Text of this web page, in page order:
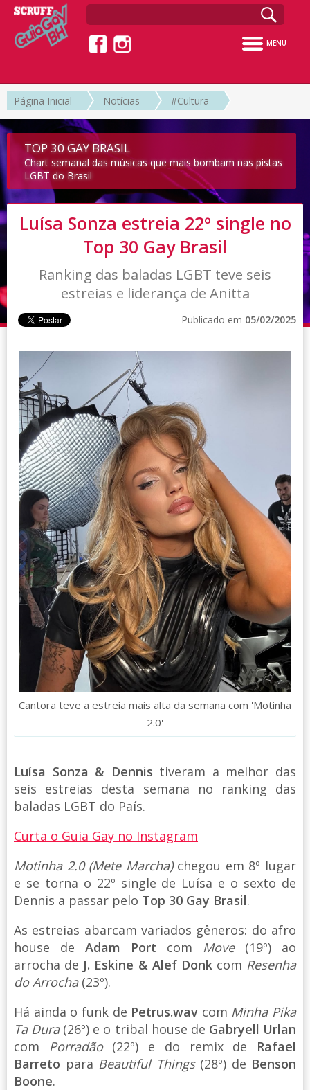
MENU
Página Inicial Notícias #Cultura
TOP 30 GAY BRASIL
Chart semanal das músicas que mais bombam nas pistas
LGBT do Brasil
Luísa Sonza estreia 22º single no
Top 30 Gay Brasil
Ranking das baladas LGBT teve seis
estreias e liderança de Anitta
Publicado em 05/02/2025
Cantora teve a estreia mais alta da semana com 'Motinha
2.0'
Luísa Sonza & Dennis tiveram a melhor das
seis estreias desta semana no ranking das
baladas LGBT do País.
Curta o Guia Gay no Instagram
Motinha 2.0 (Mete Marcha)chegou em 8º lugar
e se torna o 22º single de Luísa e o sexto de
Dennis a passar pelo Top 30 Gay Brasil.
As estreias abarcam variados gêneros: do afro
house de Adam Port com Move(19º) ao
arrocha de J. Eskine & Alef Donkcom Resenha
do Arrocha(23º).
Há ainda o funk de Petrus.wav com Minha Pika
Ta Dura(26º) e o tribal house de Gabryell Urlan
com Porradão(22º) e do remix de Rafael
Barreto para Beautiful Things(28º) de Benson
Boone.